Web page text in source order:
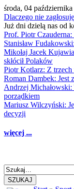
środa, 04
Dlaczego nie
Już dni dzielą nas od
Prof. Piotr
Stanisław
Mikołaj Jacek
skłócił Polaków
Piotr Kotlarz: Z trzech
Roman Dambek: Jest
Andrzej
porządkiem
Mariusz Wilczyński:
decyzji
więcej ...
SZUKAJ